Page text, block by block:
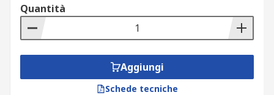
Quantità
Aggiungi
Schede tecniche